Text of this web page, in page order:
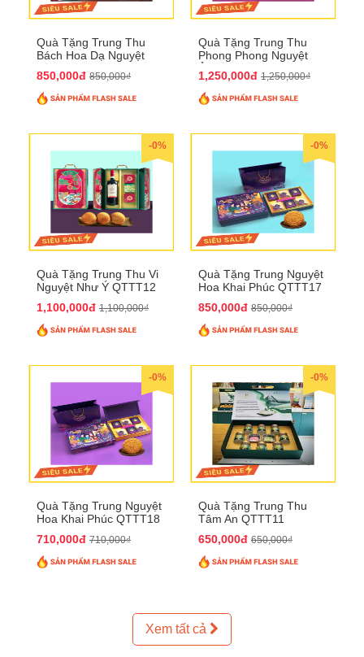
Quà Tặng Trung Thu
Bách Hoa Dạ Nguyệt
850,000đ 850,000₫
Quà Tặng Trung Thu
Phong Phong Nguyệt
1,250,000đ 1,250,000₫
-0%
Quà Tặng Trung Thu Vi
Nguyệt Như Ý QTTT12
1,100,000đ 1,100,000₫
-0%
Quà Tặng Trung Nguyệt
Hoa Khai Phúc QTTT17
850,000đ 850,000₫
-0%
Quà Tặng Trung Nguyệt
Hoa Khai Phúc QTTT18
710,000đ 710,000₫
-0%
Quà Tặng Trung Thu
Tâm An QTTT11
650,000đ 650,000₫
Xem tất cả